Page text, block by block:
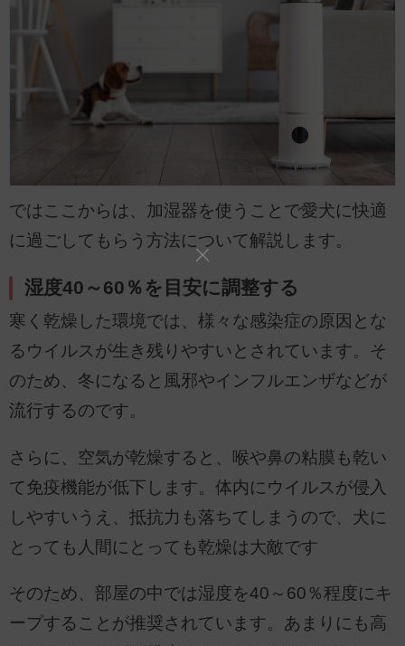
ではここからは、加湿器を使うことで愛犬に快適
に過ごしてもらう方法について解説します。
湿度40～60％を目安に調整する
寒く乾燥した環境では、様々な感染症の原因とな
るウイルスが生き残りやすいとされています。そ
のため、冬になると風邪やインフルエンザなどが
流行するのです。
さらに、空気が乾燥すると、喉や鼻の粘膜も乾い
て免疫機能が低下します。体内にウイルスが侵入
しやすいうえ、抵抗力も落ちてしまうので、犬に
とっても人間にとっても乾燥は大敵です
そのため、部屋の中では湿度を40～60％程度にキ
ープすることが推奨されています。あまりにも高